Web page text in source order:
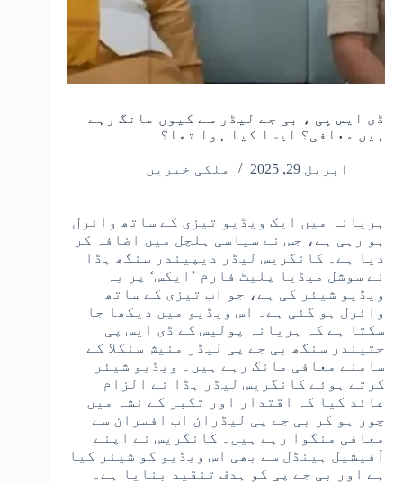
ڈی ایس پی ، بی جے لیڈر سے کیوں مانگ رہے
ہیں معافی؟ ایسا کیا ہوا تھا؟
اپریل 29, 2025 ملکی خبریں
ہریانہ میں ایک ویڈیو تیزی کے ساتھ وائرل
ہو رہی ہے، جس نے سیاسی ہلچل میں اضافہ کر
دیا ہے۔ کانگریس لیڈر دیپیندر سنگھ ہڈا
نے سوشل میڈیا پلیٹ فارم ’ایکس‘ پر یہ
ویڈیو شیئر کی ہے، جو اب تیزی کے ساتھ
وائرل ہو گئی ہے۔ اس ویڈیو میں دیکھا جا
سکتا ہے کہ ہریانہ پولیس کے ڈی ایس پی
جتیندر سنگھ بی جے پی لیڈر منیش سنگلا کے
سامنے معافی مانگ رہے ہیں۔ ویڈیو شیئر
کرتے ہوئے کانگریس لیڈر ہڈا نے الزام
عائد کیا کہ اقتدار اور تکبر کے نشہ میں
چور ہو کر بی جے پی لیڈران اب افسران سے
معافی منگوا رہے ہیں۔ کانگریس نے اپنے
آفیشیل ہینڈل سے بھی اس ویڈیو کو شیئر کیا
ہے اور بی جے پی کو ہدف تنقید بنایا ہے۔